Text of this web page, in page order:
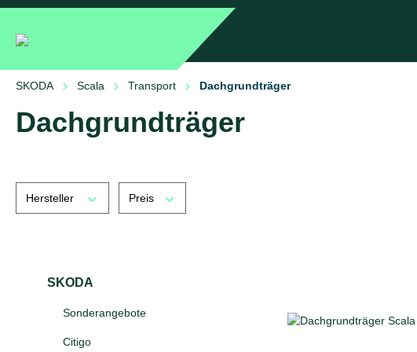
SKODA Scala Transport Dachgrundträger
Dachgrundträger
Hersteller Preis
SKODA
Sonderangebote
Citigo